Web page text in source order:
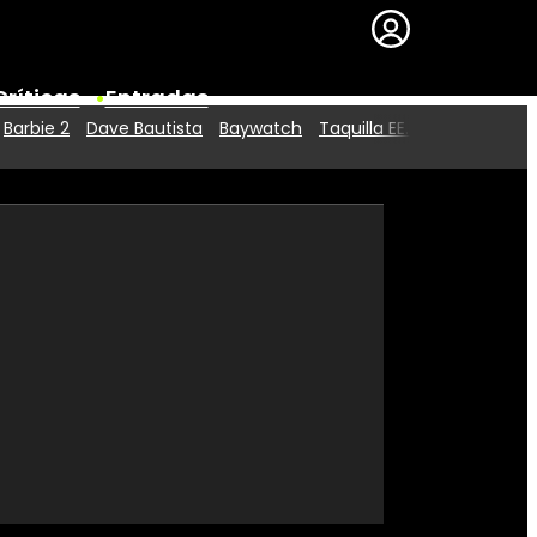
Entradas
Premios
Barbie 2 Dave Bautista Baywatch Taquilla EE.UU.